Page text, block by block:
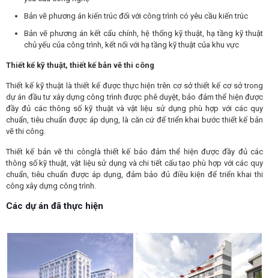
Bản vẽ phương án kiến trúc đối với công trình có yêu cầu kiến trúc
Bản vẽ phương án kết cấu chính, hệ thống kỹ thuật, hạ tầng kỹ thuật
chủ yếu của công trình, kết nối với hạ tầng kỹ thuật của khu vực
Thiết kế kỹ thuật, thiết kế bản vẽ thi công
Thiết kế kỹ thuật là thiết kế được thực hiện trên cơ sở thiết kế cơ sở trong
dự án đầu tư xây dựng công trình được phê duyệt, bảo đảm thể hiện được
đầy đủ các thông số kỹ thuật và vật liệu sử dụng phù hợp với các quy
chuẩn, tiêu chuẩn được áp dụng, là căn cứ để triển khai bước thiết kế bản
vẽ thi công.
Thiết kế bản vẽ thi cônglà thiết kế bảo đảm thể hiện được đầy đủ các
thông số kỹ thuật, vật liệu sử dụng và chi tiết cấu tạo phù hợp với các quy
chuẩn, tiêu chuẩn được áp dụng, đảm bảo đủ điều kiện để triển khai thi
công xây dựng công trình.
Các dự án đã thực hiện